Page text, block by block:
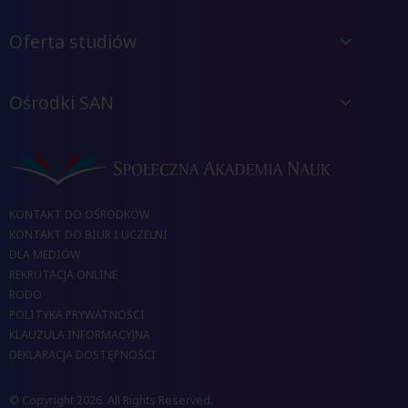
Oferta studiów
Ośrodki SAN
KONTAKT DO OŚRODKÓW
KONTAKT DO BIUR I UCZELNI
DLA MEDIÓW
REKRUTACJA ONLINE
RODO
POLITYKA PRYWATNOŚCI
KLAUZULA INFORMACYJNA
DEKLARACJA DOSTĘPNOŚCI
© Copyright 2026. All Rights Reserved.